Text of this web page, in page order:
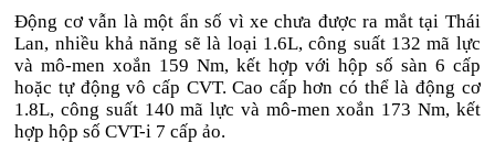
Động cơ vẫn là một ẩn số vì xe chưa được ra mắt tại Thái
Lan, nhiều khả năng sẽ là loại 1.6L, công suất 132 mã lực
và mô-men xoắn 159 Nm, kết hợp với hộp số sàn 6 cấp
hoặc tự động vô cấp CVT. Cao cấp hơn có thể là động cơ
1.8L, công suất 140 mã lực và mô-men xoắn 173 Nm, kết
hợp hộp số CVT-i 7 cấp ảo.